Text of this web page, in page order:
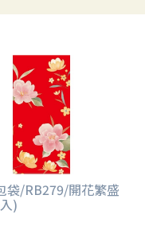
袋/RB279/開花繁盛
)